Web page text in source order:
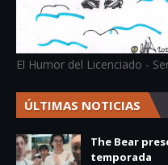
El Humor del Licenciado -
ÚLTIMAS NOTICIAS
The Bear
temporada